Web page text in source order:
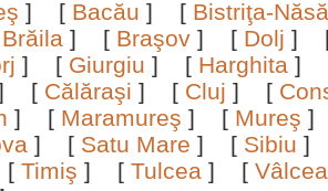
] [ Bacău ] [ Bistriţa-
Brăila ] [ Braşov ] [ Dolj ]
] [ Giurgiu ] [ Harghita ]
[ Călăraşi ] [ Cluj ] [
] [ Maramureş ] [ Mureş
] [ Satu Mare ] [ Sibiu
[ Timiş ] [ Tulcea ] [